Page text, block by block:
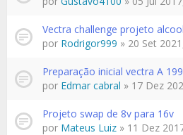
Vectra challenge projeto alcool
por Rodrigor999 » 20 Set
Preparação inicial vectra A
por Edmar cabral » 17 Dez
Projeto swap de 8v para 16v
por Mateus Luiz » 11 Dez